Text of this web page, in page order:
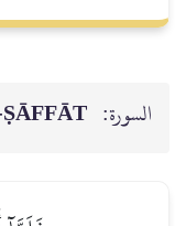
السورة: